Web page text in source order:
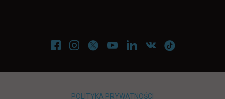
POLITYKA PRYWATNOŚCI